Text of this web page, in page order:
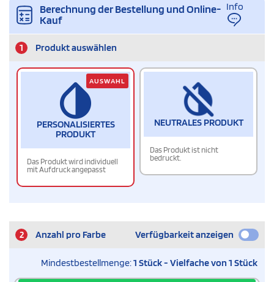
Berechnung der Bestellung und Online-
Kauf
Info
1 Produkt auswählen
PERSONALISIERTES
PRODUKT
Das Produkt wird individuell
mit Aufdruck angepasst
AUSWAHL
NEUTRALES PRODUKT
Das Produkt ist nicht
bedruckt.
2 Anzahl pro Farbe Verfügbarkeit anzeigen
Mindestbestellmenge:1 Stück - Vielfache von 1 Stück